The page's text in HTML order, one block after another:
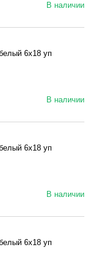
В наличии
6x18 уп
В наличии
6x18 уп
В наличии
6x18 уп